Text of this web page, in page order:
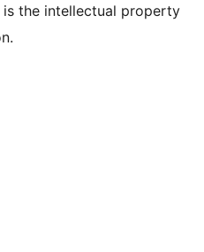
is the intellectual property